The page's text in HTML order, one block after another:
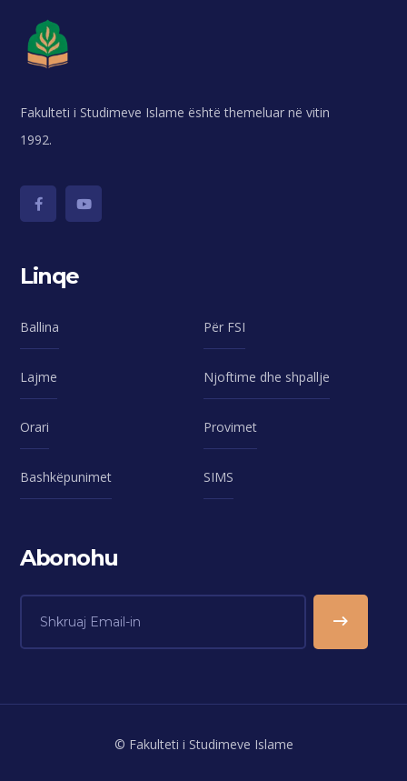
Fakulteti i Studimeve Islame është themeluar në vitin
1992.
Linqe
Ballina Për FSI
Lajme Njoftime dhe shpallje
Orari Provimet
Bashkëpunimet SIMS
Abonohu
© Fakulteti i Studimeve Islame